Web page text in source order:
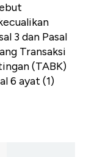
3 dan Pasal
Transaksi
(TABK)
6 ayat (1)